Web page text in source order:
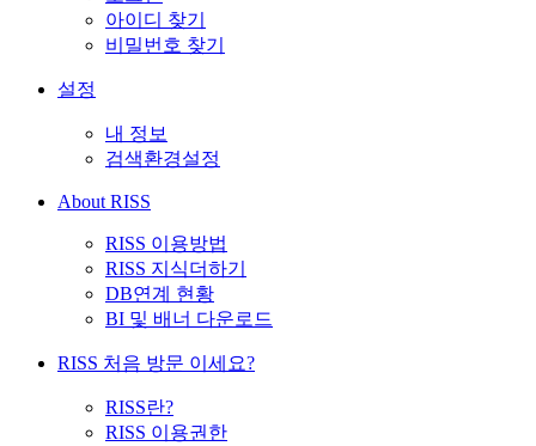
아이디 찾기
비밀번호 찾기
설정
내 정보
검색환경설정
About RISS
RISS 이용방법
RISS 지식더하기
DB연계 현황
BI 및 배너 다운로드
RISS 처음 방문 이세요?
RISS란?
RISS 이용권한